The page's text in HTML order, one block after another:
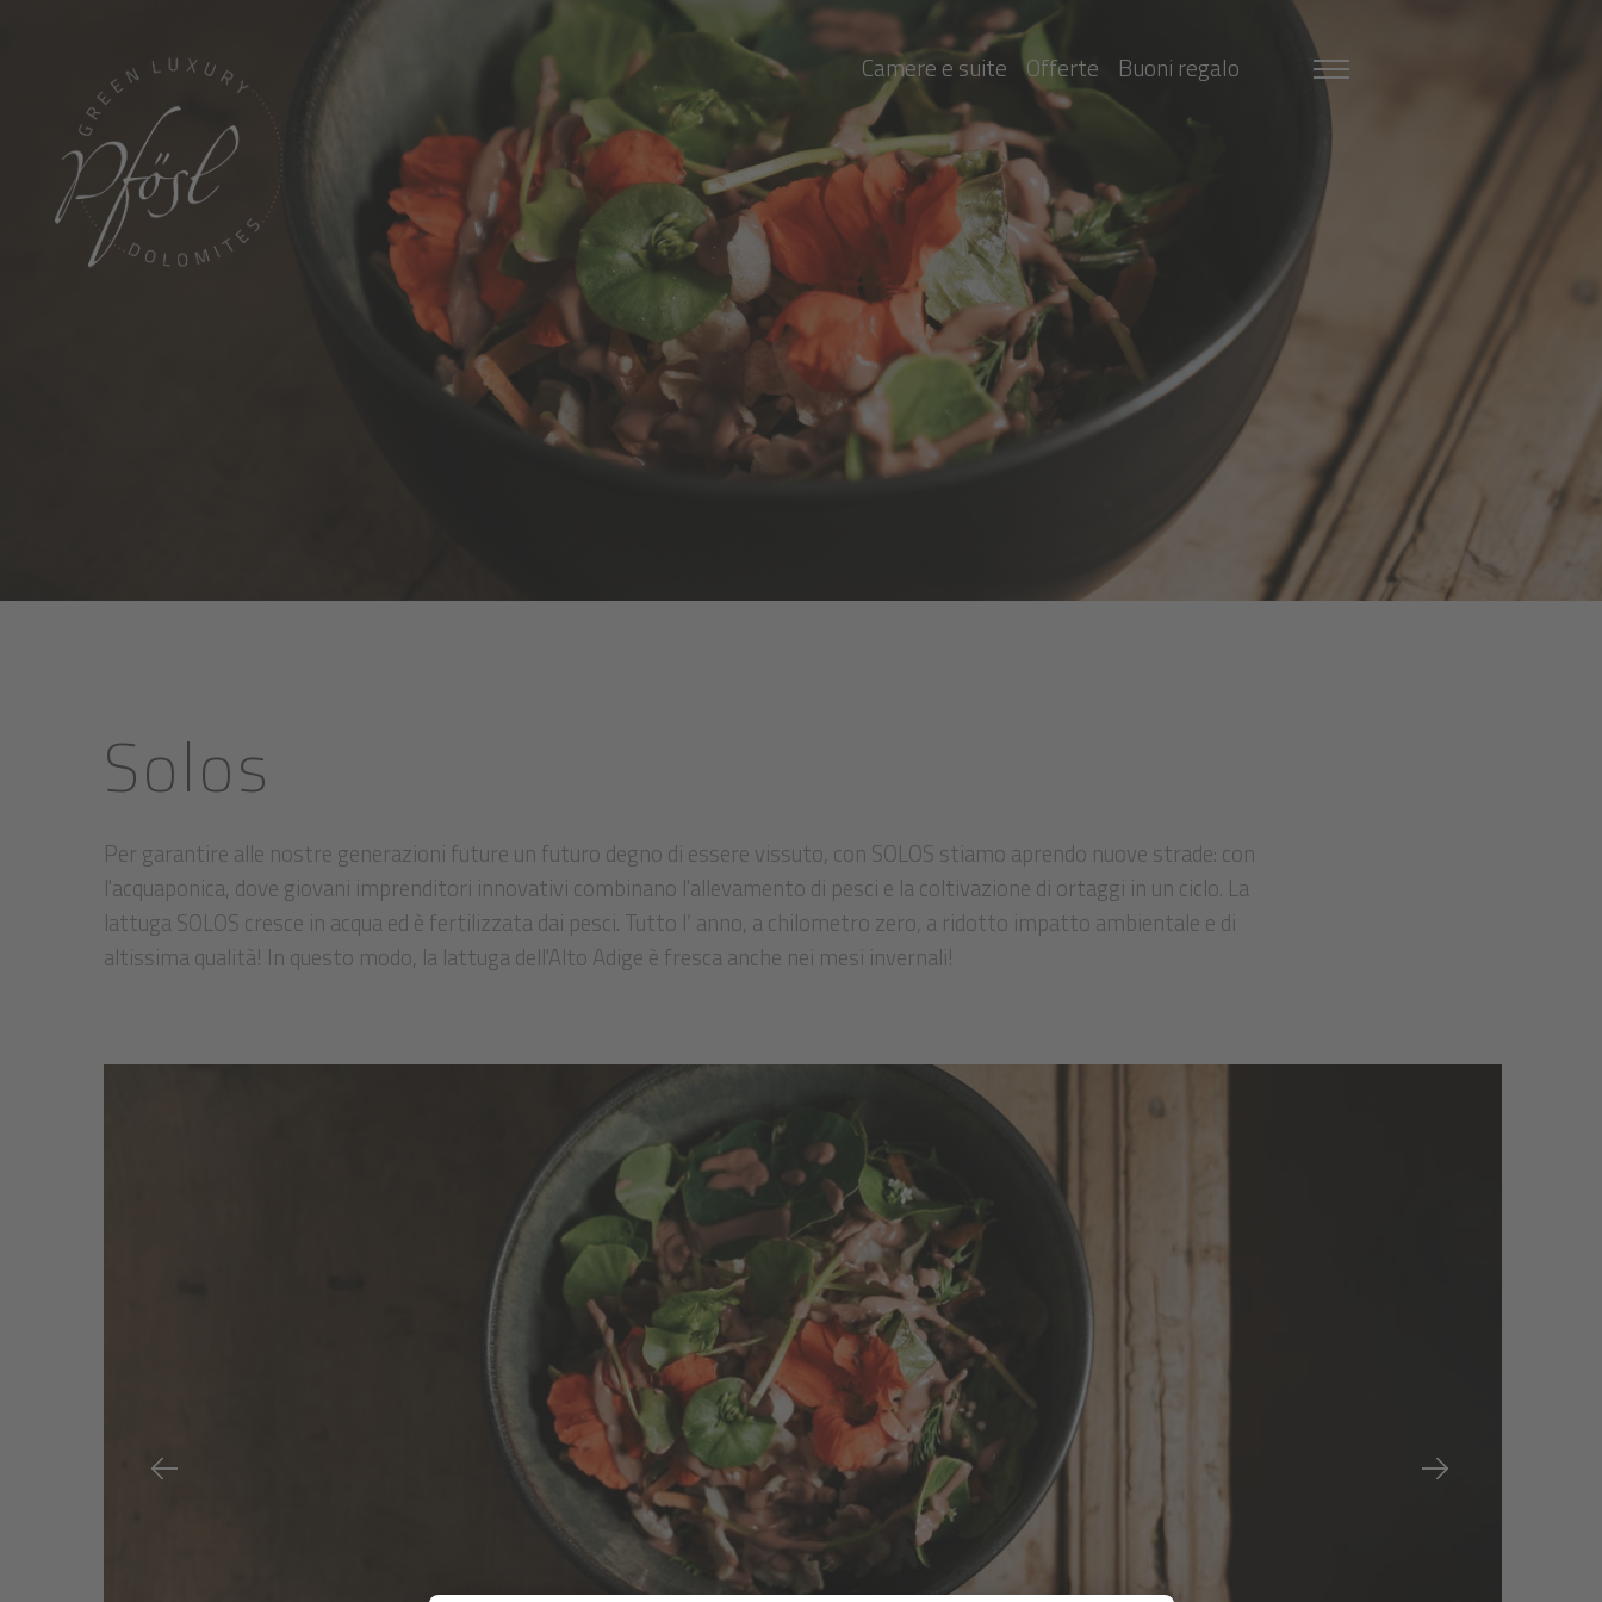
Camere e suite Offerte Buoni regalo
Solos
Per garantire alle nostre generazioni future un futuro degno di essere vissuto, con SOLOS stiamo aprendo nuove strade: con
l'acquaponica, dove giovani imprenditori innovativi combinano l'allevamento di pesci e la coltivazione di ortaggi in un ciclo. La
lattuga SOLOS cresce in acqua ed è fertilizzata dai pesci. Tutto l’ anno, a chilometro zero, a ridotto impatto ambientale e di
altissima qualità! In questo modo, la lattuga dell'Alto Adige è fresca anche nei mesi invernali!